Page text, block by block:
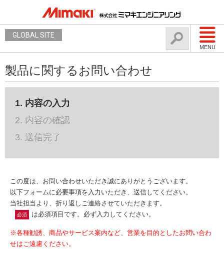
MENU
GLOBAL SITE
製品に関するお問い合わせ
1. 内容の入力
2. 内容の確認
3. 送信完了
この度は、お問い合わせいただき誠にありがとうございます。
以下フォームに必要事項を入力いただき、送信してください。
当社担当より、折り返しご連絡させていただきます。
必須 は必須項目です。必ず入力してください。
※各種勧誘、商品やサービス案内など、営業を目的としたお問い合わ
せはご遠慮ください。